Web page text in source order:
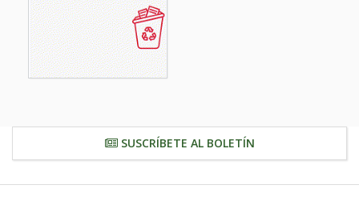
SUSCRÍBETE AL BOLETÍN